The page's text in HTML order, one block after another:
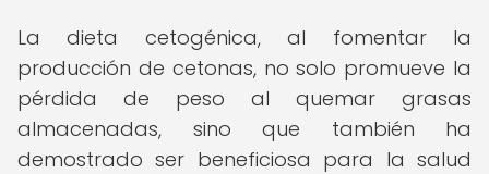
La dieta cetogénica, al fomentar la
producción de cetonas, no solo promueve la
pérdida de peso al quemar grasas
almacenadas, sino que también ha
demostrado ser beneficiosa para la salud